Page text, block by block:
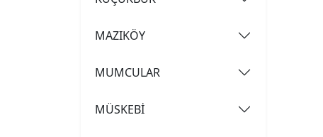
MAZIKÖY
MUMCULAR
MÜSKEBİ